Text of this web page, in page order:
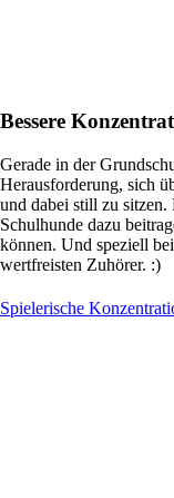
Bessere
Gerade in der
Herausforderung, sich
und dabei still zu sitzen.
Schulhunde dazu
können. Und speziell
wertfreisten Zuhörer. :)
Spielerische